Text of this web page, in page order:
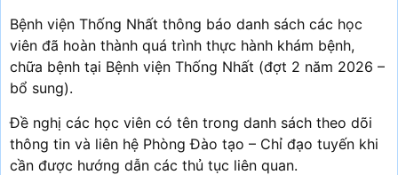
Bệnh viện Thống Nhất thông báo danh sách các học
viên đã hoàn thành quá trình thực hành khám bệnh,
chữa bệnh tại Bệnh viện Thống Nhất (đợt 2 năm 2026 –
bổ sung).
Đề nghị các học viên có tên trong danh sách theo dõi
thông tin và liên hệ Phòng Đào tạo – Chỉ đạo tuyến khi
cần được hướng dẫn các thủ tục liên quan.